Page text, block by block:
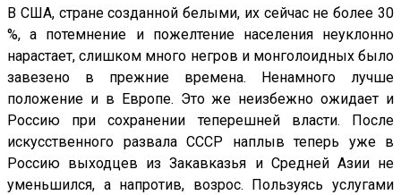
В США, стране созданной белыми, их сейчас не более 30
%, а потемнение и пожелтение населения неуклонно
нарастает, слишком много негров и монголоидных было
завезено в прежние времена. Ненамного лучше
положение и в Европе. Это же неизбежно ожидает и
Россию при сохранении теперешней власти. После
искусственного развала СССР наплыв теперь уже в
Россию выходцев из Закавказья и Средней Азии не
уменьшился, а напротив, возрос. Пользуясь услугами